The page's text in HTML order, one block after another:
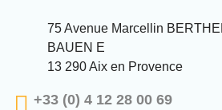
75 Avenue Marcellin
BAUEN E
13 290 Aix en Provence
+33 (0) 4 12 28 00 69